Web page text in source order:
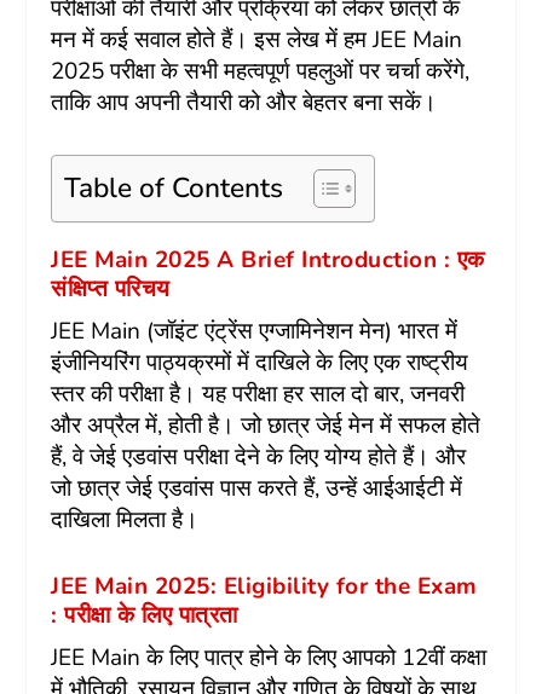
परीक्षाओं की तैयारी और प्रक्रिया को लेकर छात्रों के
मन में कई सवाल होते हैं। इस लेख में हम JEE Main
2025 परीक्षा के सभी महत्वपूर्ण पहलुओं पर चर्चा करेंगे,
ताकि आप अपनी तैयारी को और बेहतर बना सकें।
Table of Contents
JEE Main 2025 A Brief Introduction : एक
संक्षिप्त परिचय
JEE Main (जॉइंट एंट्रेंस एग्जामिनेशन मेन) भारत में
इंजीनियरिंग पाठ्यक्रमों में दाखिले के लिए एक राष्ट्रीय
स्तर की परीक्षा है। यह परीक्षा हर साल दो बार, जनवरी
और अप्रैल में, होती है। जो छात्र जेई मेन में सफल होते
हैं, वे जेई एडवांस परीक्षा देने के लिए योग्य होते हैं। और
जो छात्र जेई एडवांस पास करते हैं, उन्हें आईआईटी में
दाखिला मिलता है।
JEE Main 2025: Eligibility for the Exam
: परीक्षा के लिए पात्रता
JEE Mainके लिए पात्र होने के लिए आपको 12वीं कक्षा